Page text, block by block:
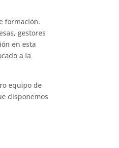
formación.
gestores
en esta
a la
equipo de
disponemos